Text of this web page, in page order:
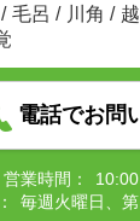
/ 毛呂 / 川角 /
電話でお問
営業時間：
毎週火曜日、